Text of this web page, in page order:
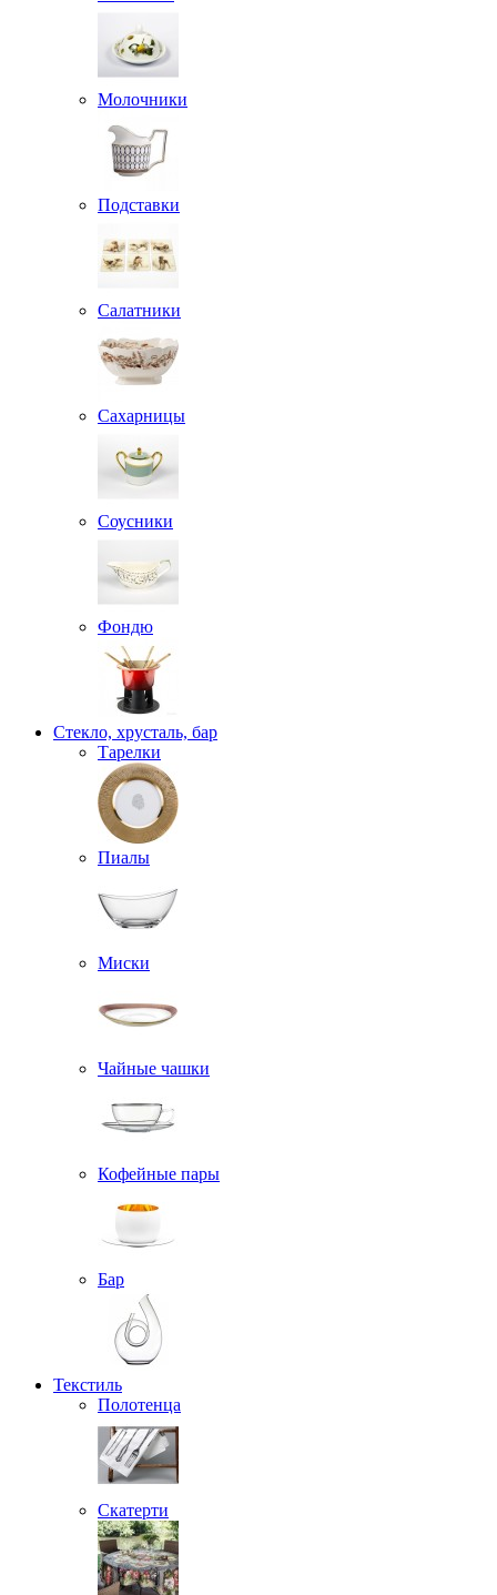
Молочники
Подставки
Салатники
Сахарницы
Соусники
Фондю
Стекло, хрусталь, бар
Тарелки
Пиалы
Миски
Чайные чашки
Кофейные пары
Бар
Текстиль
Полотенца
Скатерти